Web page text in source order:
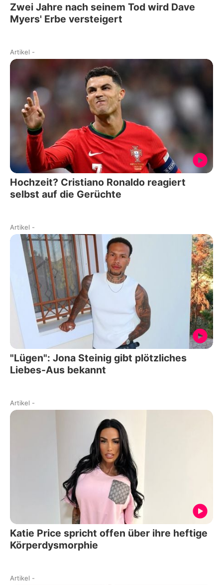
Zwei Jahre nach seinem Tod wird Dave
Myers' Erbe versteigert
Artikel -
Hochzeit? Cristiano Ronaldo reagiert
selbst auf die Gerüchte
Artikel -
"Lügen": Jona Steinig gibt plötzliches
Liebes-Aus bekannt
Artikel -
Katie Price spricht offen über ihre heftige
Körperdysmorphie
Artikel -